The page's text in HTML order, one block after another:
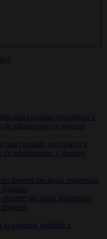
una consulta oncológica e
de adolescentes y jóvenes
las horas requeridas
la psoriasis pediátrica